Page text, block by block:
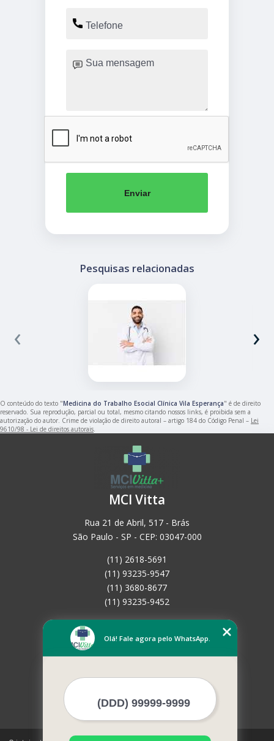
Enviar
Pesquisas relacionadas
‹ ›
O conteúdo do texto "Medicina do Trabalho Esocial Clínica Vila Esperança" é de direito
reservado. Sua reprodução, parcial ou total, mesmo citando nossos links, é proibida sem a
autorização do autor. Crime de violação de direito autoral – artigo 184 do Código Penal – Lei
9610/98 - Lei de direitos autorais.
MCI Vitta
Rua 21 de Abril, 517 - Brás
São Paulo - SP - CEP: 03047-000
(11) 2618-5691
(11) 93235-9547
(11) 3680-8677
(11) 93235-9452
Empresa
Contato
Mais Serviços
Olá! Fale agora pelo WhatsApp.